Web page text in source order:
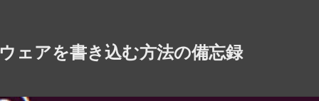
ェアを書き込む方法の備忘録